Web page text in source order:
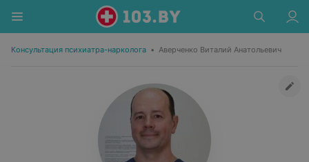
Консультация психиатра-нарколога • Аверченко Виталий Анатольевич